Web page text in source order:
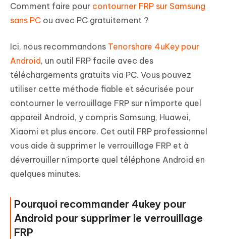
Comment faire pour contourner FRP sur Samsung
sans PC ou avec PC gratuitement ?
Ici, nous recommandons Tenorshare 4uKey pour
Android, un outil FRP facile avec des
téléchargements gratuits via PC. Vous pouvez
utiliser cette méthode fiable et sécurisée pour
contourner le verrouillage FRP sur n'importe quel
appareil Android, y compris Samsung, Huawei,
Xiaomi et plus encore. Cet outil FRP professionnel
vous aide à supprimer le verrouillage FRP et à
déverrouiller n'importe quel téléphone Android en
quelques minutes.
Pourquoi recommander 4ukey pour
Android pour supprimer le verrouillage
FRP